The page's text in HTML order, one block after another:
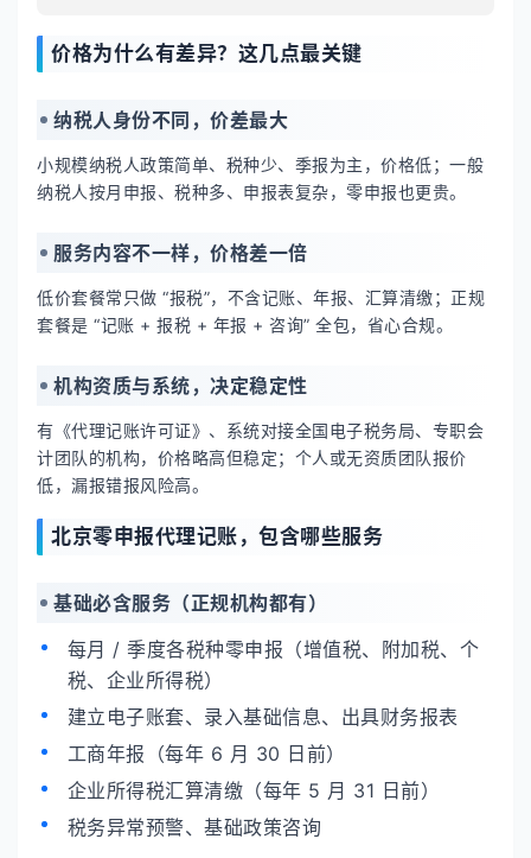
价格为什么有差异？这几点最关键
纳税人身份不同，价差最大
小规模纳税人政策简单、税种少、季报为主，价格低；一般
纳税人按月申报、税种多、申报表复杂，零申报也更贵。
服务内容不一样，价格差一倍
低价套餐常只做 “报税”，不含记账、年报、汇算清缴；正规
套餐是 “记账 + 报税 + 年报 + 咨询” 全包，省心合规。
机构资质与系统，决定稳定性
有《代理记账许可证》、系统对接全国电子税务局、专职会
计团队的机构，价格略高但稳定；个人或无资质团队报价
低，漏报错报风险高。
北京零申报代理记账，包含哪些服务
基础必含服务（正规机构都有）
每月 / 季度各税种零申报（增值税、附加税、个
税、企业所得税）
建立电子账套、录入基础信息、出具财务报表
工商年报（每年 6 月 30 日前）
企业所得税汇算清缴（每年 5 月 31 日前）
税务异常预警、基础政策咨询